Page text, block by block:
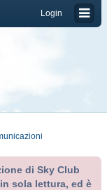
Login
di Sky Club
sola lettura, ed è